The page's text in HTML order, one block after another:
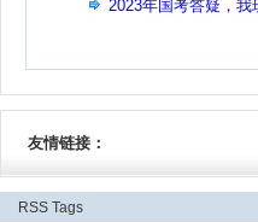
2023年国考答疑，我
友情链接：
RSS Tags